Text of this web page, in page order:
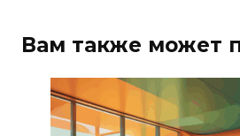
Вам также может